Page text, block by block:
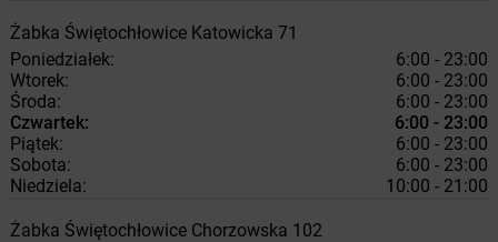
Żabka Świętochłowice Katowicka 71
Poniedziałek:
6:00 - 23:00
Wtorek:
6:00 - 23:00
Środa:
6:00 - 23:00
Czwartek:
6:00 - 23:00
Piątek:
6:00 - 23:00
Sobota:
6:00 - 23:00
Niedziela:
10:00 - 21:00
Żabka Świętochłowice Chorzowska 102